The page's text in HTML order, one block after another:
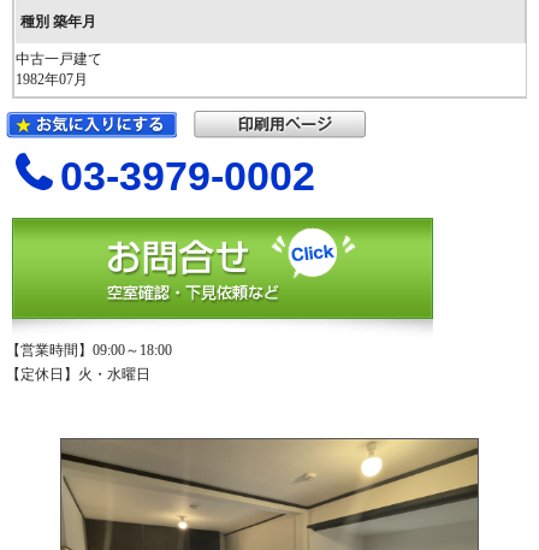
中古一戸建て
1982年07月
03-3979-0002
【営業時間】09:00～18:00
【定休日】火・水曜日